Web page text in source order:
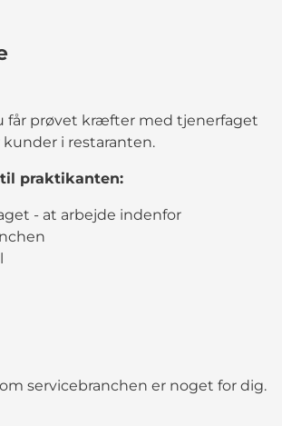
får prøvet kræfter med tjenerfaget
i restaranten.
praktikanten:
- at arbejde indenfor
servicebranchen er noget for dig.